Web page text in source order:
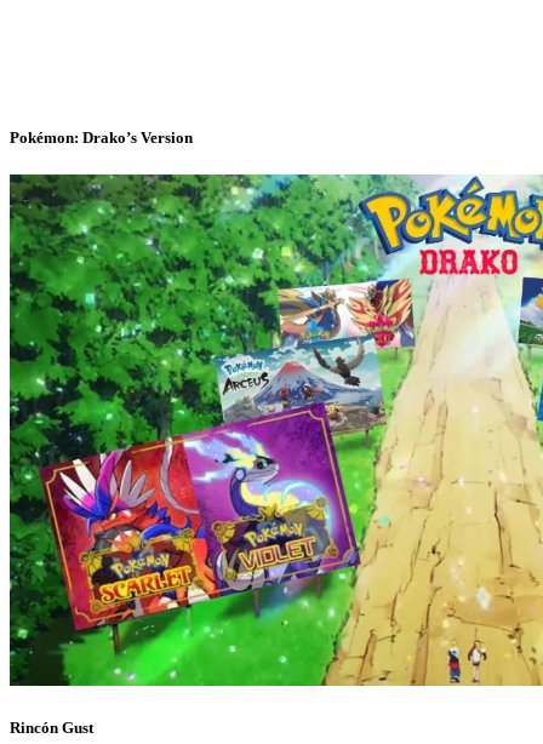
Pokémon: Drako’s Version
Rincón Gust